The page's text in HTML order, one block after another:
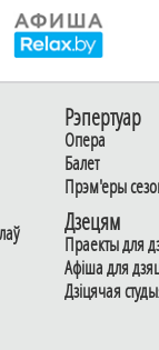
Рэпертуар
Опера
Балет
Прэм'еры
Дзецям
Праекты для
Афiша для
Дзiцячая